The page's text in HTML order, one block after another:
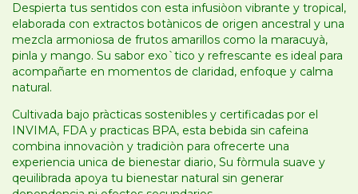
Despierta tus sentidos con esta infusiòon vibrante y tropical,
elaborada con extractos botànicos de origen ancestral y una
mezcla armoniosa de frutos amarillos como la maracuyà,
pinla y mango. Su sabor exo`tico y refrescante es ideal para
acompañarte en momentos de claridad, enfoque y calma
natural.
Cultivada bajo pràcticas sostenibles y certificadas por el
INVIMA, FDA y practicas BPA, esta bebida sin cafeina
combina innovaciòn y tradiciòn para ofrecerte una
experiencia unica de bienestar diario, Su fòrmula suave y
qeuilibrada apoya tu bienestar natural sin generar